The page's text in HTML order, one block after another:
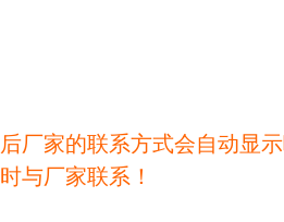
厂家的联系方式会自动显示
与厂家联系！